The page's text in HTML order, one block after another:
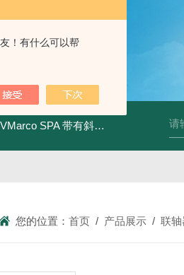
！有什么可以帮
SPA 带有斜齿轮青铜润滑油泵
您的位置：首页 / 产品展示 /联轴